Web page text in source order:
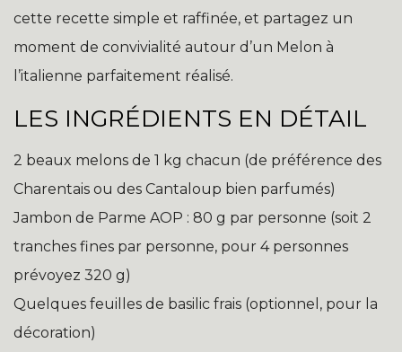
cette recette simple et raffinée, et partagez un
moment de convivialité autour d’un Melon à
l’italienne parfaitement réalisé.
LES INGRÉDIENTS EN DÉTAIL
2 beaux melons de 1 kg chacun (de préférence des
Charentais ou des Cantaloup bien parfumés)
Jambon de Parme AOP : 80 g par personne (soit 2
tranches fines par personne, pour 4 personnes
prévoyez 320 g)
Quelques feuilles de basilic frais (optionnel, pour la
décoration)